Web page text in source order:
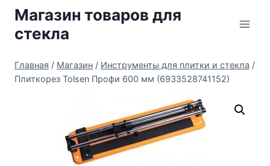
Перейти
содержимому
Магазин товаров для
стекла
Главная / Магазин / Инструменты для плитки и стекла /
Плиткорез Tolsen Профи 600 мм (6933528741152)